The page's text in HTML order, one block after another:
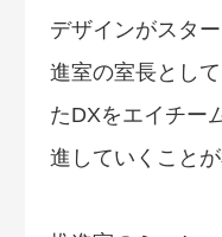
デザインがスタ
進室の室長とし
たDXをエイチー
進していくことが